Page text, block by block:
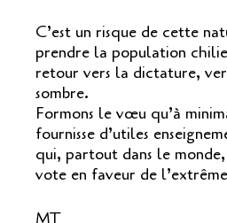
C’est un risque de cette
prendre la population
retour vers la dictature,
sombre.
Formons le vœu qu’à
fournisse d’utiles
qui, partout dans le
vote en faveur de